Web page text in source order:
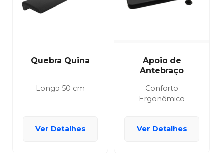
Quebra Quina
Longo 50 cm
Ver Detalhes
Apoio de
Antebraço
Conforto
Ergonômico
Ver Detalhes